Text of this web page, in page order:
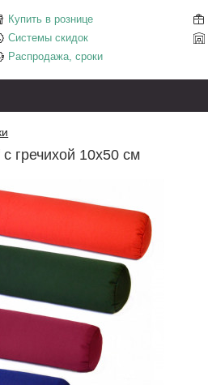
Купить в рознице
Системы скидок
Распродажа, сроки
гречихой 10х50 см